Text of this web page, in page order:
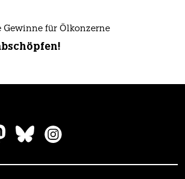
Gewinne für Ölkonzerne